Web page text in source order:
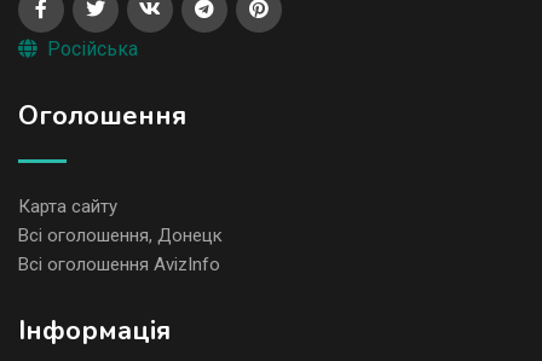
Російська
Оголошення
Карта сайту
Всі оголошення, Донецк
Всі оголошення AvizInfo
Iнформація